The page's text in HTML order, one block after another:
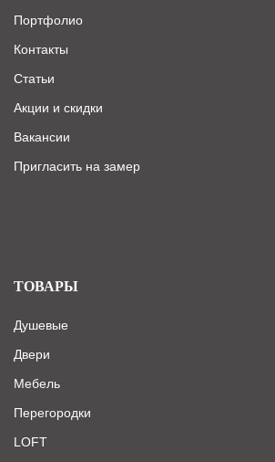
Портфолио
Контакты
Статьи
Акции и скидки
Вакансии
Пригласить на замер
ТОВАРЫ
Душевые
Двери
Мебель
Перегородки
LOFT